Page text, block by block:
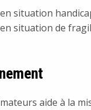
situation
situation de
aide à la